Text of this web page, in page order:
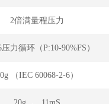
2倍满量程压力
压力循环（P:10-90%FS）
（IEC 60068-2-6）